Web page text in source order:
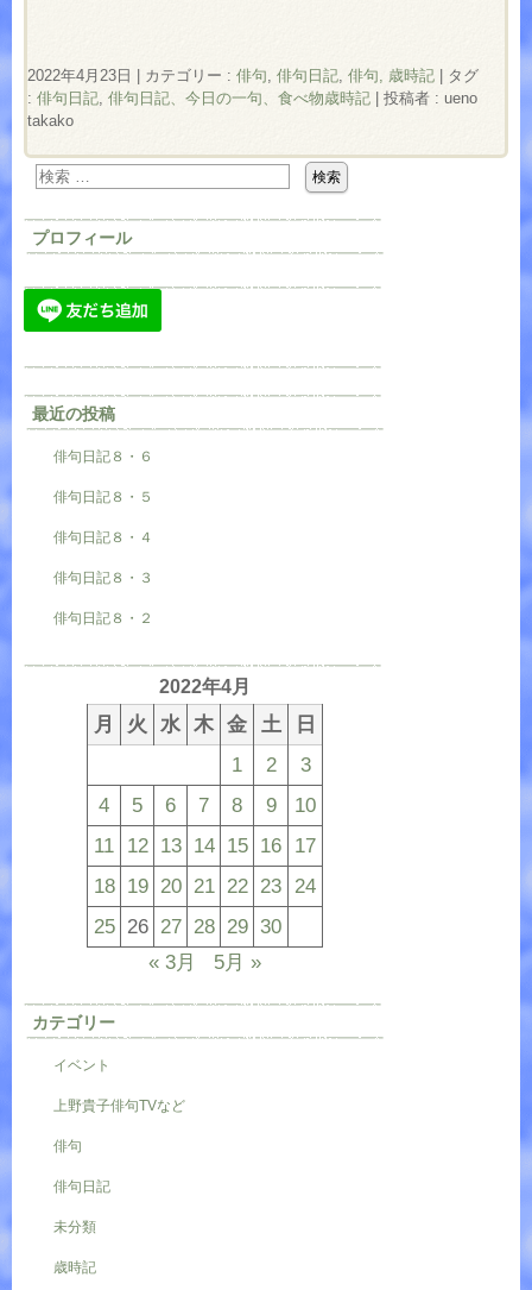
2022年4月23日 | カテゴリー : 俳句 俳句日記 俳句, 歳時記 | タグ
: 俳句日記 俳句日記、今日の一句、食べ物歳時記 | 投稿者 : ueno
takako
プロフィール
最近の投稿
俳句日記８・６
俳句日記８・５
俳句日記８・４
俳句日記８・３
俳句日記８・２
2022年4月
月 火 水 木 金 土
日
1
2
3
4
5 6 7 8 9
10
11 12 13 14 15 16 17
18 19 20 21 22 23 24
25 26 27 28 29 30
« 3月
5月 »
カテゴリー
イベント
上野貴子俳句TVなど
俳句
俳句日記
未分類
歳時記